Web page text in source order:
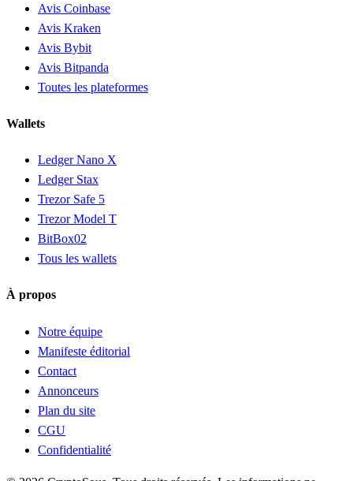
Avis Coinbase
Avis Kraken
Avis Bybit
Avis Bitpanda
Toutes les plateformes
Wallets
Ledger Nano X
Ledger Stax
Trezor Safe 5
Trezor Model T
BitBox02
Tous les wallets
À propos
Notre équipe
Manifeste éditorial
Contact
Annonceurs
Plan du site
CGU
Confidentialité